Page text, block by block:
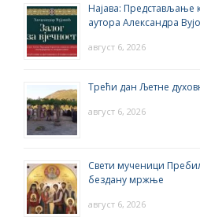
Најава: Представљање
аутора Александра
август 6, 2026
Трећи дан Љетне
август 6, 2026
Свети мученици
бездану мржње
август 6, 2026